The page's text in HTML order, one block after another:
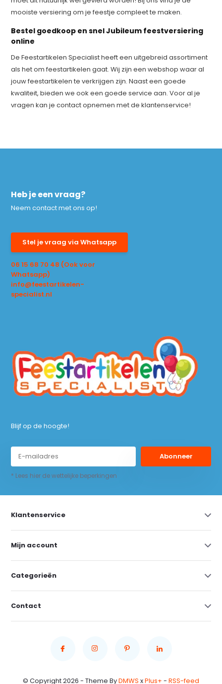
mooiste versiering om je feestje compleet te maken.
Bestel goedkoop en snel Jubileum feestversiering
online
De Feestartikelen Specialist heeft een uitgebreid assortiment
als het om feestartikelen gaat. Wij zijn een webshop waar al
jouw feestartikelen te verkrijgen zijn. Naast een goede
kwaliteit, bieden we ook een goede service aan. Voor al je
vragen kan je contact opnemen met de klantenservice!
Heb je een vraag?
Neem contact met ons op!
Stel je vraag via Whatsapp
06 15 68 70 48 (Ook voor
Whatsapp)
info@feestartikelen-
specialist.nl
Blijf op de hoogte!
Abonneer
* Lees hier de wettelijke beperkingen
Klantenservice
Mijn account
Categorieën
Contact
© Copyright 2026 - Theme ByDMWS xPlus+ - RSS-feed